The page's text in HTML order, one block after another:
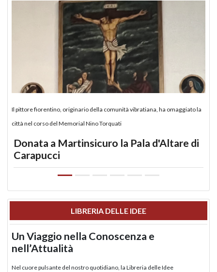
Il pittore fiorentino, originario della comunità vibratiana, ha omaggiato la
città nel corso del Memorial Nino Torquati
Donata a Martinsicuro la Pala d'Altare di
Carapucci
LIBRERIA DELLE IDEE
Un Viaggio nella Conoscenza e
nell’Attualità
Nel cuore pulsante del nostro quotidiano, la Libreria delle Idee